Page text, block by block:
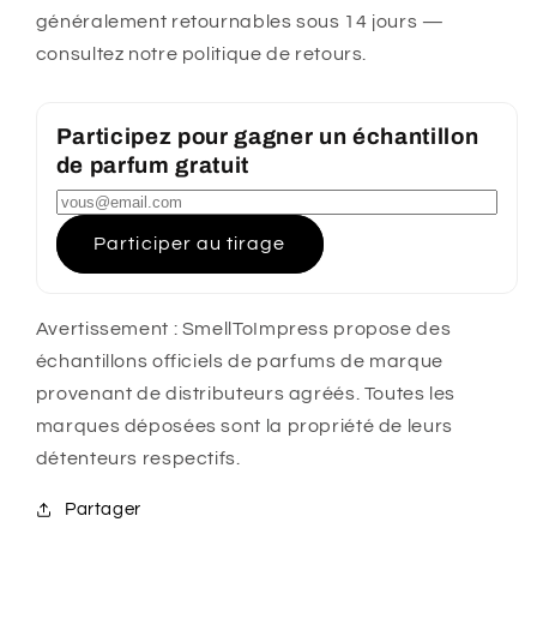
généralement retournables sous 14 jours —
consultez notre politique de retours.
Participez pour gagner un échantillon
de parfum gratuit
Participer au tirage
Avertissement : SmellToImpress propose des
échantillons officiels de parfums de marque
provenant de distributeurs agréés. Toutes les
marques déposées sont la propriété de leurs
détenteurs respectifs.
Partager